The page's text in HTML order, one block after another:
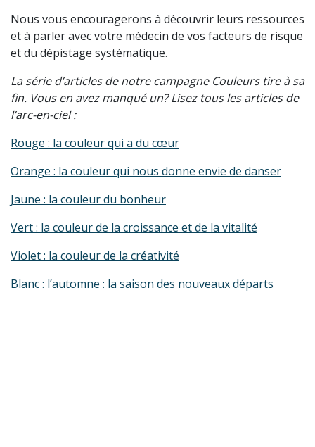
Nous vous encouragerons à découvrir leurs ressources
et à parler avec votre médecin de vos facteurs de risque
et du dépistage systématique.
La série d’articles de notre campagne Couleurs tire à sa
fin. Vous en avez manqué un? Lisez tous les articles de
l’arc-en-ciel :
Rouge : la couleur qui a du cœur
Orange : la couleur qui nous donne envie de danser
Jaune : la couleur du bonheur
Vert : la couleur de la croissance et de la vitalité
Violet : la couleur de la créativité
Blanc : l’automne : la saison des nouveaux départs